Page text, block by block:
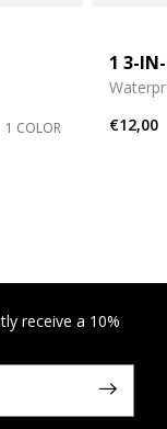
1 COLOR
1 3-
€12,00
receive a 10%